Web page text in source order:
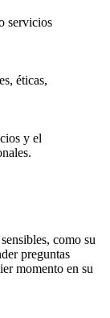
servicios
éticas,
y el
como su
preguntas
momento en su